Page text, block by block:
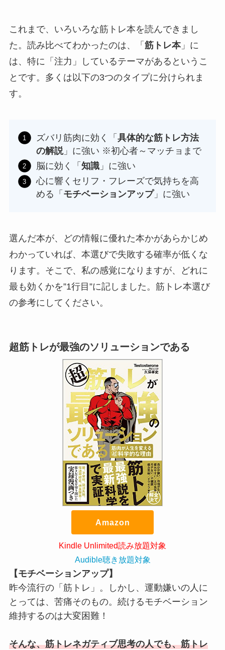
これまで、いろいろな筋トレ本を読んできまし
た。読み比べてわかったのは、「 筋トレ本」に
は、特に「注力」しているテーマがあるというこ
とです。多くは以下の3つのタイプに分けられま
す。
ズバリ筋肉に効く「 具体的な筋トレ方法
の解説」に強い ※初心者～マッチョまで
脳に効く「 知識」に強い
心に響くセリフ・フレーズで気持ちを高
める「 モチベーションアップ」に強い
選んだ本が、どの情報に優れた本かがあらかじめ
わかっていれば、本選びで失敗する確率が低くな
ります。そこで、私の感覚になりますが、どれに
最も効くかを”1行目”に記しました。筋トレ本選び
の参考にしてください。
超筋トレが最強のソリューションである
Amazon
Kindle Unlimited読み放題対象
Audible聴き放題対象
【モチベーションアップ】
昨今流行の「筋トレ」。しかし、運動嫌いの人に
とっては、苦痛そのもの。続けるモチベーション
維持するのは大変困難！
そんな、筋トレネガティブ思考の人でも、筋トレ